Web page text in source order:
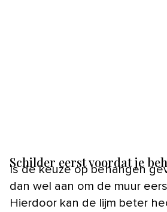
Schilder eerst voordat je
Is de keuze op behangen
dan wel aan om de muur
Hierdoor kan de lijm beter